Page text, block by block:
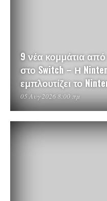
9 νέα κομμάτια από
στο Switch – Η
εμπλουτίζει το
05 Αυγ 2026 8:00 πμ